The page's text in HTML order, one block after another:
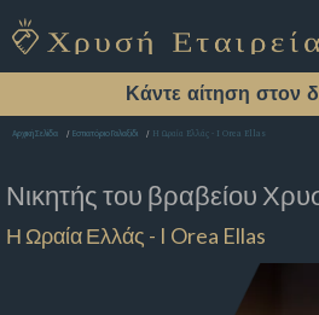
Κάντε αίτηση στον
Αρχική Σελίδα Εστιατόριο Γαλαξίδι Η Ωραία Ελλάς - I Orea Ellas
Νικητής του βραβείου
Η Ωραία Ελλάς - I Orea Ellas